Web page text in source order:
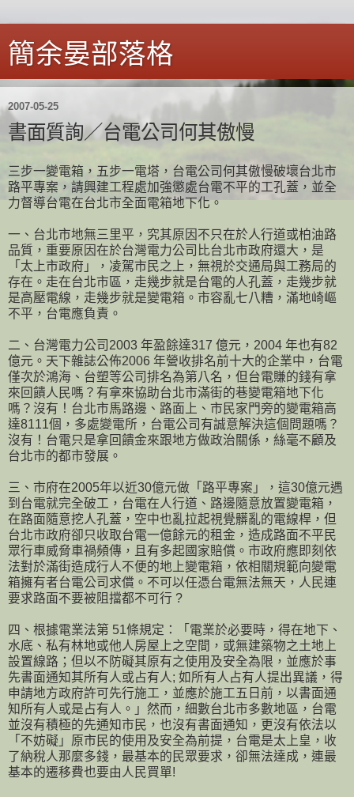
簡余晏部落格
2007-05-25
書面質詢／台電公司何其傲慢
三步一變電箱，五步一電塔，台電公司何其傲慢破壞台北市
路平專案，請興建工程處加強懲處台電不平的工孔蓋，並全
力督導台電在台北市全面電箱地下化。
一、台北市地無三里平，究其原因不只在於人行道或柏油路
品質，重要原因在於台灣電力公司比台北市政府還大，是
「太上市政府」，凌駕市民之上，無視於交通局與工務局的
存在。走在台北市區，走幾步就是台電的人孔蓋，走幾步就
是高壓電線，走幾步就是變電箱。市容亂七八糟，滿地崎嶇
不平，台電應負責。
二、台灣電力公司2003 年盈餘達317 億元，2004 年也有82
億元。天下雜誌公佈2006 年營收排名前十大的企業中，台電
僅次於鴻海、台塑等公司排名為第八名，但台電賺的錢有拿
來回饋人民嗎？有拿來協助台北市滿街的巷變電箱地下化
嗎？沒有！台北市馬路邊、路面上、市民家門旁的變電箱高
達8111個，多處變電所，台電公司有誠意解決這個問題嗎？
沒有！台電只是拿回饋金來跟地方做政治關係，絲毫不顧及
台北市的都市發展。
三、市府在2005年以近30億元做「路平專案」，這30億元遇
到台電就完全破工，台電在人行道、路邊隨意放置變電箱，
在路面隨意挖人孔蓋，空中也亂拉起視覺髒亂的電線桿，但
台北市政府卻只收取台電一億餘元的租金，造成路面不平民
眾行車威脅車禍頻傳，且有多起國家賠償。市政府應即刻依
法對於滿街造成行人不便的地上變電箱，依相關規範向變電
箱擁有者台電公司求償。不可以任憑台電無法無天，人民連
要求路面不要被阻擋都不可行 ?
四、根據電業法第 51條規定：「電業於必要時，得在地下、
水底、私有林地或他人房屋上之空間，或無建築物之土地上
設置線路；但以不防礙其原有之使用及安全為限，並應於事
先書面通知其所有人或占有人; 如所有人占有人提出異議，得
申請地方政府許可先行施工，並應於施工五日前，以書面通
知所有人或是占有人。」然而，細數台北市多數地區，台電
並沒有積極的先通知市民，也沒有書面通知，更沒有依法以
「不妨礙」原市民的使用及安全為前提，台電是太上皇，收
了納稅人那麼多錢，最基本的民眾要求，卻無法達成，連最
基本的遷移費也要由人民買單!